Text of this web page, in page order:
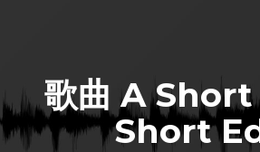
歌曲 A
Short